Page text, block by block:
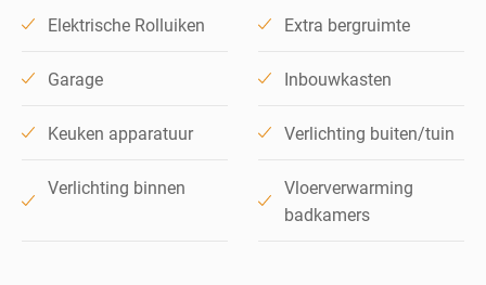
Elektrische Rolluiken Extra bergruimte
Garage Inbouwkasten
Keuken apparatuur Verlichting buiten/tuin
Verlichting binnen
Vloerverwarming
badkamers